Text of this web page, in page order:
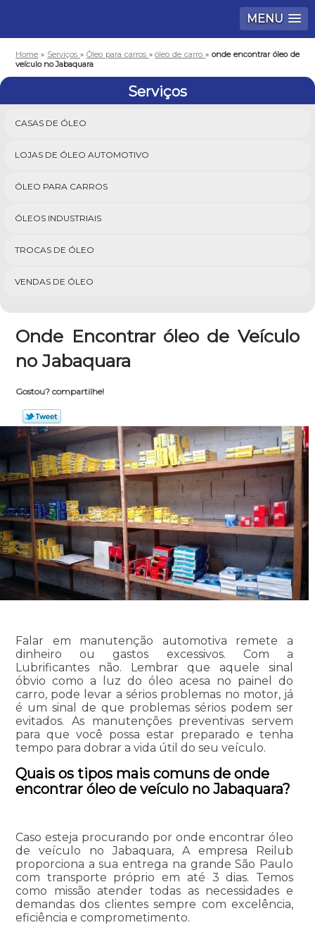
MENU
Home » Serviços» Óleo para carros »óleo de carro»onde encontrar óleo de
veículo no Jabaquara
Serviços
CASAS DE ÓLEO
LOJAS DE ÓLEO AUTOMOTIVO
ÓLEO PARA CARROS
ÓLEOS INDUSTRIAIS
TROCAS DE ÓLEO
VENDAS DE ÓLEO
Onde Encontrar óleo de Veículo
no Jabaquara
Gostou? compartilhe!
Falar em manutenção automotiva remete a
dinheiro ou gastos excessivos. Com a
Lubrificantes não. Lembrar que aquele sinal
óbvio como a luz do óleo acesa no painel do
carro, pode levar a sérios problemas no motor, já
é um sinal de que problemas sérios podem ser
evitados. As manutenções preventivas servem
para que você possa estar preparado e tenha
tempo para dobrar a vida útil do seu veículo.
Quais os tipos mais comuns de onde
encontrar óleo de veículo no Jabaquara?
Caso esteja procurando por onde encontrar óleo
de veículo no Jabaquara, A empresa Reilub
proporciona a sua entrega na grande São Paulo
com transporte próprio em até 3 dias. Temos
como missão atender todas as necessidades e
demandas dos clientes sempre com excelência,
eficiência e comprometimento.